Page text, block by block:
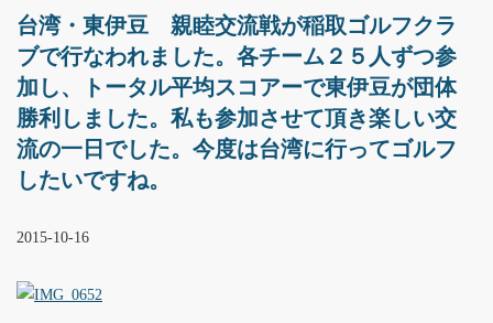
客 室
温 泉
料 理
施 設
アクセス
ブログ
ENGLISH
台湾・東伊豆 親睦交流戦が稲取ゴルフクラ
ブで行なわれました。各チーム２５人ずつ参
加し、トータル平均スコアーで東伊豆が団体
勝利しました。私も参加させて頂き楽しい交
流の一日でした。今度は台湾に行ってゴルフ
したいですね。
2015-10-16